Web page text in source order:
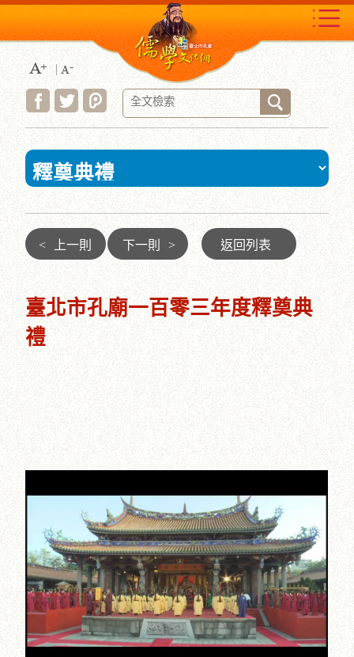
到
主
要
內
容
區
塊
:::
< 上一則 下一則 > 返回列表
臺北市孔廟一百零三年度釋奠典
禮